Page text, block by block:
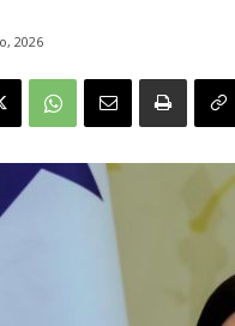
2026